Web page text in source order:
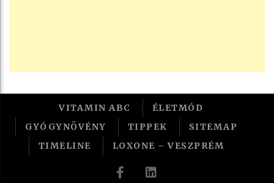
VITAMIN ABC
ÉLETMÓD
GYÓGYNÖVÉNY
TIPPEK
SITEMAP
TIMELINE
LOXONE – VESZPRÉM